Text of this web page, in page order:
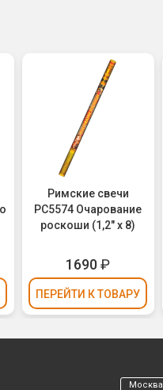
Римские свечи
РС5574 Очарование
роскоши (1,2" х 8)
1690₽
ПЕРЕЙТИ К ТОВАРУ
Москва